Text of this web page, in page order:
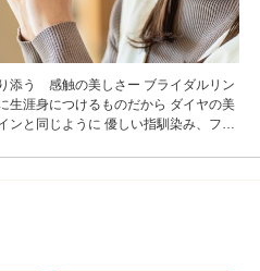
添う 感触の美しさー ブライダルリン
生涯身につけるものだから ダイヤの美
ンと同じように 優しい指馴染み、フィ
適な「厚み」「丸み」を実現すること